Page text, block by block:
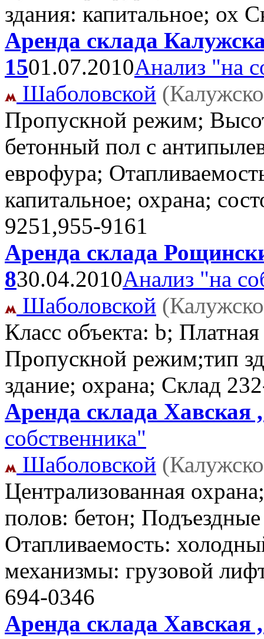
здания: капитальное; ох
Аренда склада
1501.07.2010Анализ "на
Шаболовской
Пропускной режим;
бетонный пол с
еврофура;
капитальное; охрана;
9251,955-9161
Аренда склада
830.04.2010Анализ "на
Шаболовской
Класс объекта: b;
Пропускной режим;тип
здание; охрана; Склад
Аренда склада Хавская
собственника"
Шаболовской
Централизованная
полов: бетон;
Отапливаемость:
механизмы: грузовой
694-0346
Аренда склада Хавская